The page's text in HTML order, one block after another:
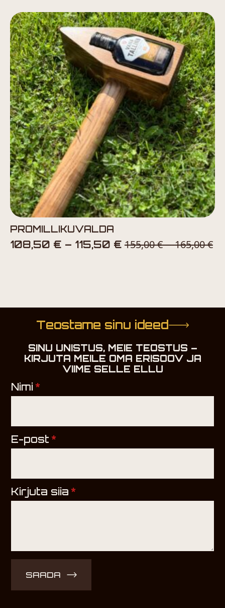
PROMILLIKUVALDA
155,00€ – 165,00€
108,50 € – 115,50 € Price
Teostame sinu ideed
SINU UNISTUS, MEIE TEOSTUS –
KIRJUTA MEILE OMA ERISOOV JA
VIIME SELLE ELLU
Nimi *
E-post *
Kirjuta siia *
SAADA